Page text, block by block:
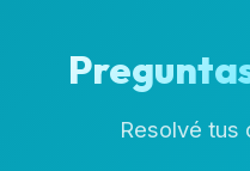
Resolvé tus